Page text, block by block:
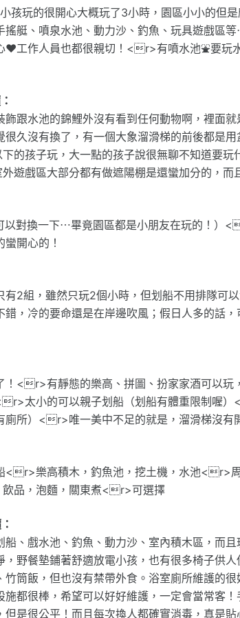
孩玩的很開心大概玩了3小時，園區小小的但
搖艇、噴泉水池、動力沙、釣魚、玩具遊戲區
❤️工作人員也都很親切！<r>有噴水池⛲️要玩
跟水池的錦鯉外沒有看到任何動物啊，裡面
久沒有換了，有一個大象溜滑梯的前後都是用
的孩子玩，大一點的孩子說很無聊不知道要玩
遊戲區大部分都有做遮陽棚是還蠻加分的，而
以對換一下⋯畢竟園區都是小朋友在玩的！）
開心的！
2組，雖然只玩2個小時，但划船不用排隊可
，冷的要命還是在岸邊吹風；假日人多的話，
<r>有靜態的樂高、拼圖、扮家家酒可以玩
太小的可以親子划船（划船有體重限制喔
廁所）<r>唯一美中不足的就是，溜滑梯沒有
<r>樂高積木，釣魚池，挖土機，水池<r>
品，泡麵，關東煮<r>可選擇
、戲水池、釣魚、動力沙、室內積木區，而
野餐墊鋪著舒適放電小孩，也有很多椅子供
筒飯，但也沒有禁帶外食。浴室廁所維護的
都很棒，希望可以好好維護，一定會當常客
是很公平！而且每次換人都確實消毒，真是貼